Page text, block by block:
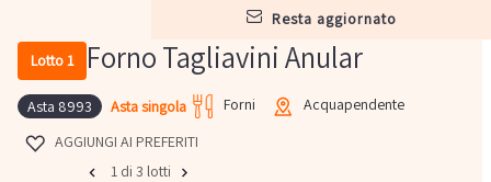
resta aggiornato
Lotto 1 Forno Tagliavini Anular
Asta 8993 Asta singola Forni
Acquapendente
AGGIUNGI AI PREFERITI
1 di 3 lotti